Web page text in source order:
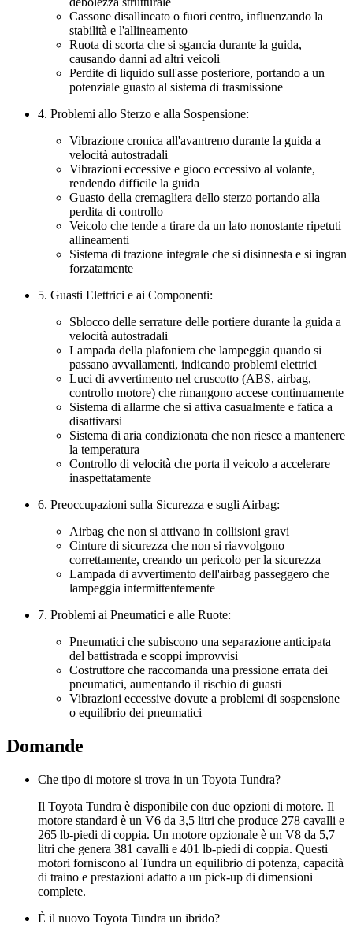
Cassone disallineato o fuori centro, influenzando la
stabilità e l'allineamento
Ruota di scorta che si sgancia durante la guida,
causando danni ad altri veicoli
Perdite di liquido sull'asse posteriore, portando a un
potenziale guasto al sistema di trasmissione
4. Problemi allo Sterzo e alla Sospensione:
Vibrazione cronica all'avantreno durante la guida a
velocità autostradali
Vibrazioni eccessive e gioco eccessivo al volante,
rendendo difficile la guida
Guasto della cremagliera dello sterzo portando alla
perdita di controllo
Veicolo che tende a tirare da un lato nonostante ripetuti
allineamenti
Sistema di trazione integrale che si disinnesta e si ingran
forzatamente
5. Guasti Elettrici e ai Componenti:
Sblocco delle serrature delle portiere durante la guida a
velocità autostradali
Lampada della plafoniera che lampeggia quando si
passano avvallamenti, indicando problemi elettrici
Luci di avvertimento nel cruscotto (ABS, airbag,
controllo motore) che rimangono accese continuamente
Sistema di allarme che si attiva casualmente e fatica a
disattivarsi
Sistema di aria condizionata che non riesce a mantenere
la temperatura
Controllo di velocità che porta il veicolo a accelerare
inaspettatamente
6. Preoccupazioni sulla Sicurezza e sugli Airbag:
Airbag che non si attivano in collisioni gravi
Cinture di sicurezza che non si riavvolgono
correttamente, creando un pericolo per la sicurezza
Lampada di avvertimento dell'airbag passeggero che
lampeggia intermittentemente
7. Problemi ai Pneumatici e alle Ruote:
Pneumatici che subiscono una separazione anticipata
del battistrada e scoppi improvvisi
Costruttore che raccomanda una pressione errata dei
pneumatici, aumentando il rischio di guasti
Vibrazioni eccessive dovute a problemi di sospensione
o equilibrio dei pneumatici
Domande
Che tipo di motore si trova in un Toyota Tundra?
Il Toyota Tundra è disponibile con due opzioni di motore. Il
motore standard è un V6 da 3,5 litri che produce 278 cavalli e
265 lb-piedi di coppia. Un motore opzionale è un V8 da 5,7
litri che genera 381 cavalli e 401 lb-piedi di coppia. Questi
motori forniscono al Tundra un equilibrio di potenza, capacità
di traino e prestazioni adatto a un pick-up di dimensioni
complete.
È il nuovo Toyota Tundra un ibrido?